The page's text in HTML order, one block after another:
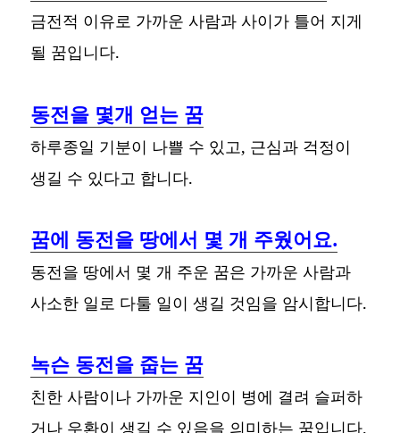
금전적 이유로 가까운 사람과 사이가 틀어 지게
될 꿈입니다.
동전을 몇개 얻는 꿈
하루종일 기분이 나쁠 수 있고, 근심과 걱정이
생길 수 있다고 합니다.
꿈에 동전을 땅에서 몇 개 주웠어요.
동전을 땅에서 몇 개 주운 꿈은 가까운 사람과
사소한 일로 다툴 일이 생길 것임을 암시합니다.
녹슨 동전을 줍는 꿈
친한 사람이나 가까운 지인이 병에 결려 슬퍼하
거나 우환이 생길 수 있음을 의미하는 꿈입니다.